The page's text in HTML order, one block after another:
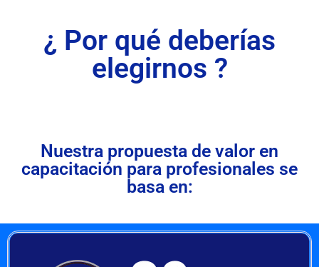
¿ Por qué deberías
elegirnos ?
Nuestra propuesta de valor en
capacitación para profesionales se
basa en: